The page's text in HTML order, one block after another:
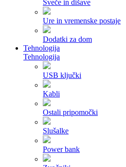
Sveče in dišave
Ure in vremenske postaje
Dodatki za dom
Tehnologija
Tehnologija
USB ključki
Kabli
Ostali pripomočki
Slušalke
Power bank